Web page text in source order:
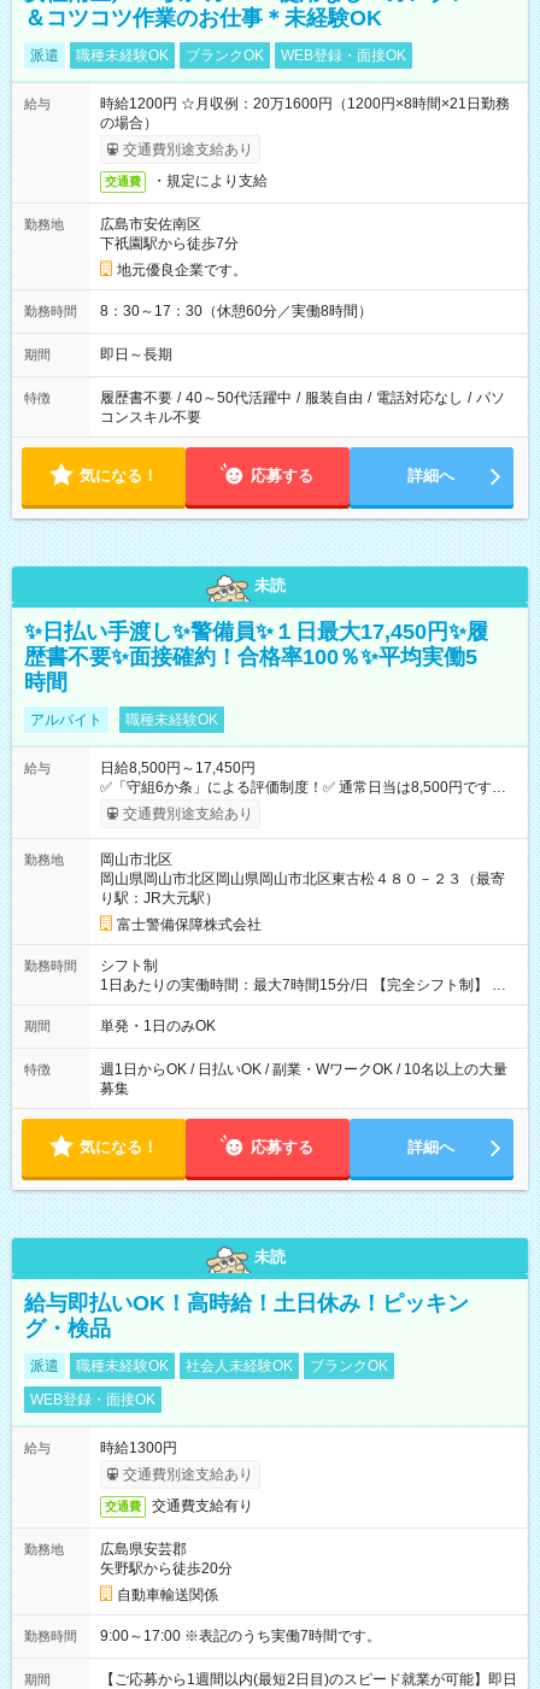
＆コツコツ作業のお仕事＊未経験OK
派遣 職種未経験OK ブランクOK WEB登録・面接OK
給与
時給1200円 ☆月収例：20万1600円（1200円×8時間×21日勤務
の場合）
交通費別途支給あり
交通費 ・規定により支給
勤務地
広島市安佐南区
下祇園駅から徒歩7分
地元優良企業です。
勤務時間 8：30～17：30（休憩60分／実働8時間）
期間 即日～長期
特徴 履歴書不要 / 40～50代活躍中 / 服装自由 / 電話対応なし / パソ
コンスキル不要
気になる！ 応募する 詳細へ
未読
✨日払い手渡し✨警備員✨１日最大17,450円✨履
歴書不要✨面接確約！合格率100％✨平均実働5
時間
アルバイト 職種未経験OK
給与
日給8,500円～17,450円
✅「守組6か条」による評価制度！✅ 通常日当は8,500円ですが
上記評価制度により「S級隊員」と認定されれば10,000円の日当
を支給します。 (1)上記勤務者が交通2級資格者の場合10,000円
14,375円 (3)上記現場が日祝深夜の場合 17,250円 (4)上記勤務
者が現場までの運転者の場合17,250+200円＝17,450円 -----------
------------------------------- *最高日当額 17,450円* ---------------------
--------------------- より上位の資格取得やリーダー手当を取得する
と ”さらに”加算されます！ ※日当支給時振込手数料等は一切あ
交通費別途支給あり
勤務地
岡山市北区
岡山県岡山市北区岡山県岡山市北区東古松４８０－２３（最寄
り駅：JR大元駅）
富士警備保障株式会社
勤務時間
シフト制
1日あたりの実働時間：最大7時間15分/日 【完全シフト制】 例
(1) 8：00~17:00（休憩１h） 例(2) 13:00~16:00（早上がりでも
全額支給！） 例(3) 21:00~5:00（夜勤なら日当1.25倍！！）
期間 単発・1日のみOK
特徴
週1日からOK / 日払いOK / 副業・WワークOK / 10名以上の大量
募集
気になる！ 応募する 詳細へ
未読
給与即払いOK！高時給！土日休み！ピッキン
グ・検品
派遣 職種未経験OK 社会人未経験OK
ブランクOK
WEB登録・面接OK
給与
時給1300円
交通費別途支給あり
交通費 交通費支給有り
勤務地
広島県安芸郡
矢野駅から徒歩20分
自動車輸送関係
勤務時間 9:00～17:00 ※表記のうち実働7時間です。
期間
【ご応募から1週間以内(最短2日目)のスピード就業が可能】即日